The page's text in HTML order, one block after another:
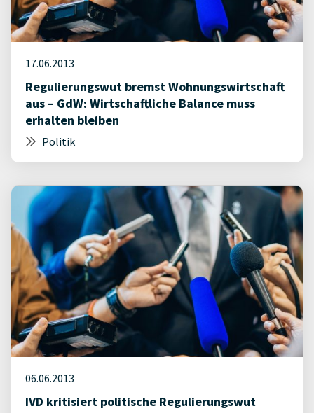
17.06.2013
Regulierungswut bremst Wohnungswirtschaft
aus – GdW: Wirtschaftliche Balance muss
erhalten bleiben
Politik
06.06.2013
IVD kritisiert politische Regulierungswut